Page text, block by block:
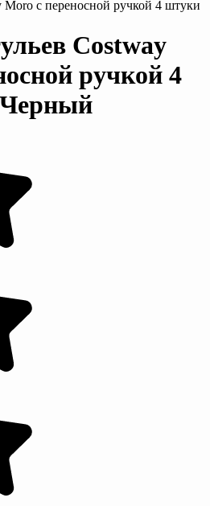
Moro с переносной ручкой 4 штуки
Costway
ручкой 4